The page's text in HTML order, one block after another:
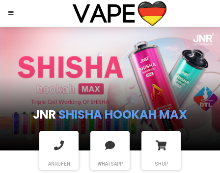
JNRSHISHA HOOKAH MAX
ANRUFEN WHATSAPP SHOP